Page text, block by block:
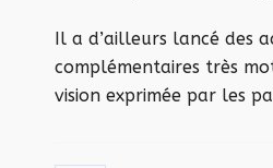
Il a d’ailleurs lancé des
complémentaires très
vision exprimée par les